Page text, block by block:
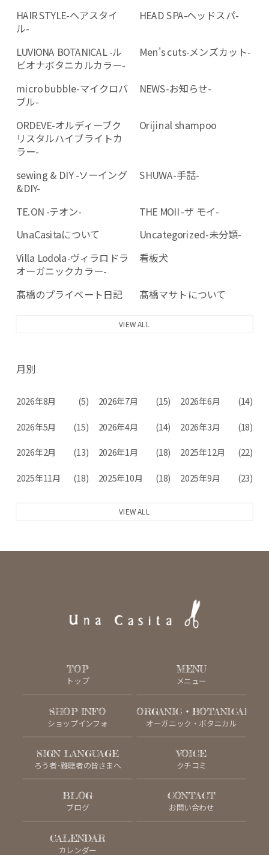
HAIR STYLE-ヘアスタイ
ル-
HEAD SPA-ヘッドスパ-
LUVIONA BOTANICAL -ル
ビオナボタニカルカラー-
Men's cuts-メンズカット-
micro bubble-マイクロバ
ブル-
NEWS-お知らせ-
ORDEVE-オルディーブク
リスタルハイブライトカ
ラー-
Orijinal shampoo
sewing & DIY -ソーイング
&DIY-
SHUWA-手話-
TE.ON -テオン-
THE MOII -ザ モイ-
UnaCasitaについて
Uncategorized-未分類-
Villa Lodola-ヴィラロドラ
オーガニックカラー-
看板犬
髙橋のプライベート日記 髙橋マサトについて
VIEW ALL
月別
2026年8月 (5) 2026年7月 (15) 2026年6月 (14)
2026年5月 (15) 2026年4月 (14) 2026年3月 (18)
2026年2月 (13) 2026年1月 (18) 2025年12月 (22)
2025年11月 (18) 2025年10月 (18) 2025年9月 (23)
VIEW ALL
TOP
トップ
MENU
メニュー
SHOP INFO
ショップインフォ
ORGANIC・BOTANICAL
オーガニック・ボタニカル
SIGN LANGUAGE
ろう者･難聴者の皆さまへ
VOICE
クチコミ
BLOG
ブログ
CONTACT
お問い合わせ
CALENDAR
カレンダー